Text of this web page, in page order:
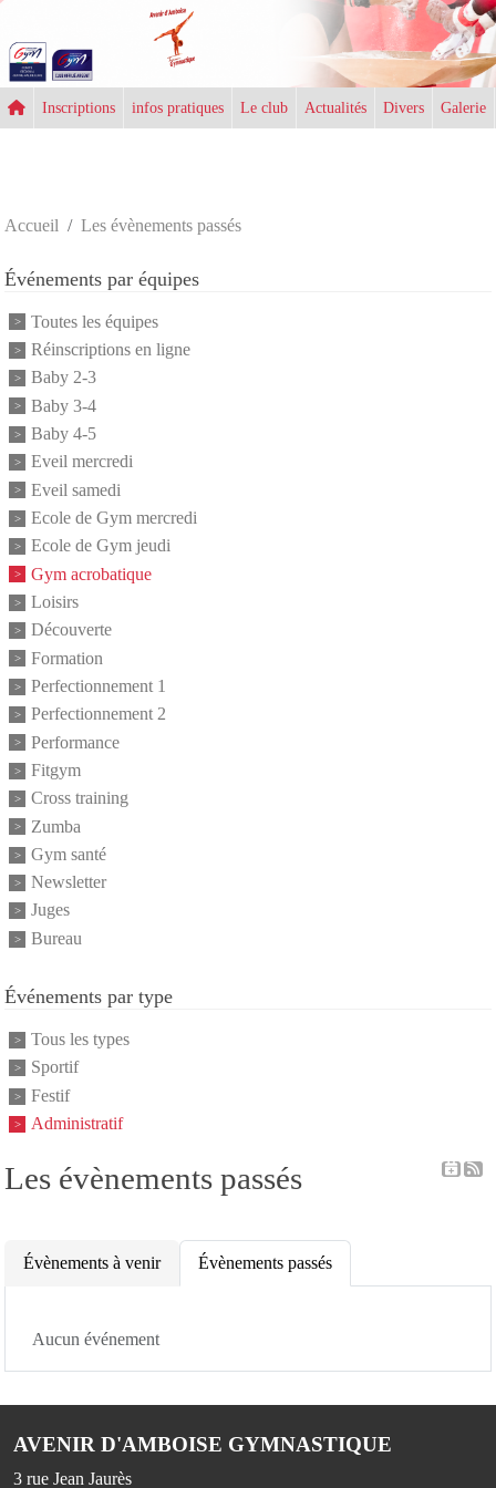
Inscriptions infos pratiques Le club Actualités Divers Galerie
Accueil Les évènements passés
Les évènements passés
Évènements à venir Évènements passés
Aucun événement
Événements par équipes
Toutes les équipes
Réinscriptions en ligne
Baby 2-3
Baby 3-4
Baby 4-5
Eveil mercredi
Eveil samedi
Ecole de Gym mercredi
Ecole de Gym jeudi
Gym acrobatique
Loisirs
Découverte
Formation
Perfectionnement 1
Perfectionnement 2
Performance
Fitgym
Cross training
Zumba
Gym santé
Newsletter
Juges
Bureau
Événements par type
Tous les types
Sportif
Festif
Administratif
AVENIR D'AMBOISE GYMNASTIQUE
3 rue Jean Jaurès
Panneau de gestion des cookies